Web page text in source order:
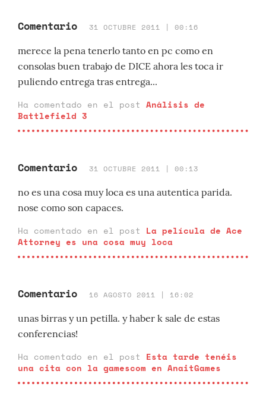
Comentario 31 OCTUBRE 2011 | 00:16
merece la pena tenerlo tanto en pc como en
consolas buen trabajo de DICE ahora les toca ir
puliendo entrega tras entrega...
Ha comentado en el post Análisis de
Battlefield 3
Comentario 31 OCTUBRE 2011 | 00:13
no es una cosa muy loca es una autentica parida.
nose como son capaces.
Ha comentado en el post La película de Ace
Attorney es una cosa muy loca
Comentario 16 AGOSTO 2011 | 16:02
unas birras y un petilla. y haber k sale de estas
conferencias!
Ha comentado en el post Esta tarde tenéis
una cita con la gamescom en AnaitGames